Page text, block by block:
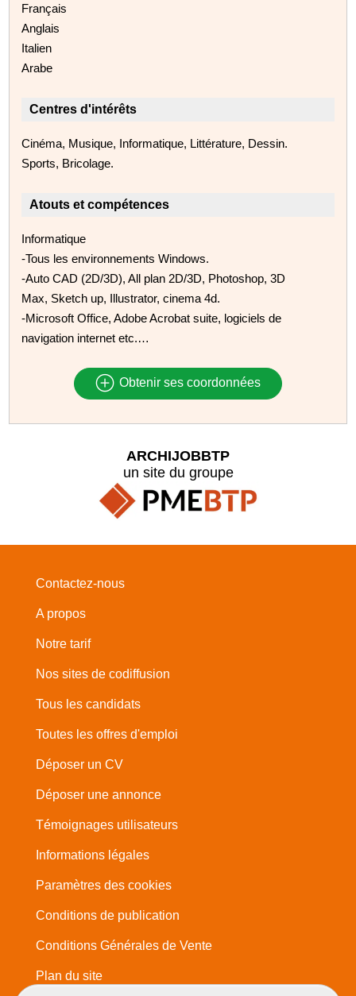
Français
Anglais
Italien
Arabe
Centres d'intérêts
Cinéma, Musique, Informatique, Littérature, Dessin.
Sports, Bricolage.
Atouts et compétences
Informatique
-Tous les environnements Windows.
-Auto CAD (2D/3D), All plan 2D/3D, Photoshop, 3D
Max, Sketch up, Illustrator, cinema 4d.
-Microsoft Office, Adobe Acrobat suite, logiciels de
navigation internet etc.…
Obtenir ses coordonnées
ARCHIJOBBTP
un site du groupe
Contactez-nous
A propos
Notre tarif
Nos sites de codiffusion
Tous les candidats
Toutes les offres d'emploi
Déposer un CV
Déposer une annonce
Témoignages utilisateurs
Informations légales
Paramètres des cookies
Conditions de publication
Conditions Générales de Vente
Plan du site